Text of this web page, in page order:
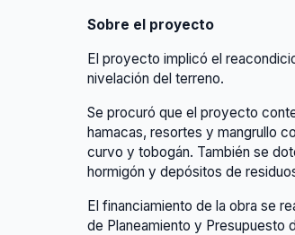
Sobre el proyecto
El proyecto implicó el
nivelación del terreno.
Se procuró que el proyecto
hamacas, resortes y mangrullo
curvo y tobogán. También se
hormigón y depósitos de
El financiamiento de la obra se
de Planeamiento y Presupuesto